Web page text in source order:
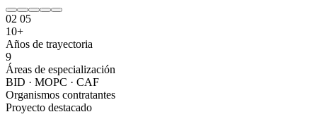
02 05
10+
Años de trayectoria
9
Áreas de especialización
BID · MOPC · CAF
Organismos contratantes
Proyecto destacado